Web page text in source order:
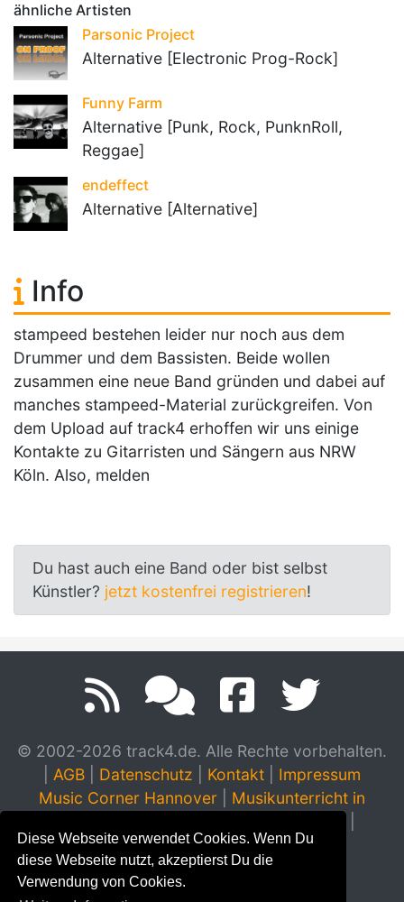
Diese Webseite verwendet Cookies. Wenn Du
diese Webseite nutzt, akzeptierst Du die
Verwendung von Cookies.
ähnliche Artisten
Parsonic Project
Alternative [Electronic Prog-Rock]
Funny Farm
Alternative [Punk, Rock, PunknRoll,
Reggae]
endeffect
Alternative [Alternative]
Info
stampeed bestehen leider nur noch aus dem
Drummer und dem Bassisten. Beide wollen
zusammen eine neue Band gründen und dabei auf
manches stampeed-Material zurückgreifen. Von
dem Upload auf track4 erhoffen wir uns einige
Kontakte zu Gitarristen und Sängern aus NRW
Köln. Also, melden
Du hast auch eine Band oder bist selbst
Künstler? jetzt kostenfrei registrieren!
© 2002-2026 track4.de. Alle Rechte vorbehalten.
AGB Datenschutz Kontakt
Impressum
Music Corner Hannover
Musikunterricht in
Klavierhaus Stampe & Schendzielorz